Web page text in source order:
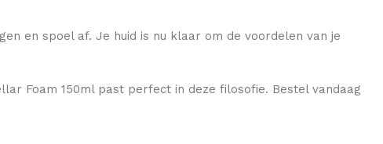
en spoel af. Je huid is nu klaar om de voordelen van je
Foam 150ml past perfect in deze filosofie. Bestel vandaag